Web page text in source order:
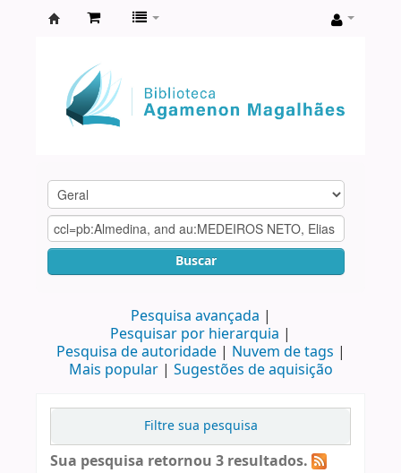
Agamenon
Magalhães
Buscar
Pesquisa avançada
Pesquisar por hierarquia
Pesquisa de autoridade
Nuvem de tags
Mais popular
Sugestões de aquisição
Filtre sua pesquisa
Sua pesquisa retornou 3 resultados.